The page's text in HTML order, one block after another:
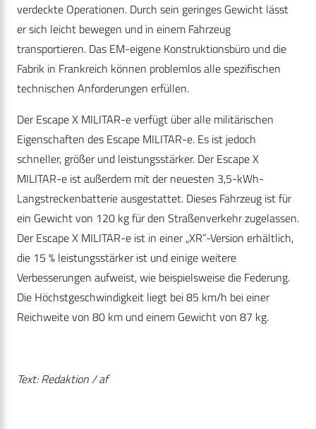
verdeckte Operationen. Durch sein geringes Gewicht lässt
er sich leicht bewegen und in einem Fahrzeug
transportieren. Das EM-eigene Konstruktionsbüro und die
Fabrik in Frankreich können problemlos alle spezifischen
technischen Anforderungen erfüllen.
Der Escape X MILITAR-e verfügt über alle militärischen
Eigenschaften des Escape MILITAR-e. Es ist jedoch
schneller, größer und leistungsstärker. Der Escape X
MILITAR-e ist außerdem mit der neuesten 3,5-kWh-
Langstreckenbatterie ausgestattet. Dieses Fahrzeug ist für
ein Gewicht von 120 kg für den Straßenverkehr zugelassen.
Der Escape X MILITAR-e ist in einer „XR”-Version erhältlich,
die 15 % leistungsstärker ist und einige weitere
Verbesserungen aufweist, wie beispielsweise die Federung.
Die Höchstgeschwindigkeit liegt bei 85 km/h bei einer
Reichweite von 80 km und einem Gewicht von 87 kg.
Text: Redaktion / af